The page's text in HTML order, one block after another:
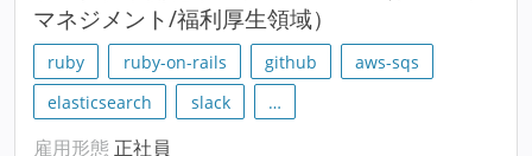
マネジメント/福利厚生領域）
ruby ruby-on-rails github
aws-sqs
elasticsearch
slack …
雇用形態 正社員